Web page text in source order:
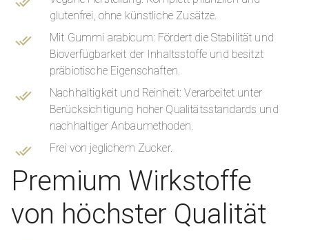
glutenfrei, ohne künstliche Zusätze.
Mit Gummi arabicum: Fördert die Stabilität und
Bioverfügbarkeit der Inhaltsstoffe und besitzt
präbiotische Eigenschaften.
Nachhaltigkeit und Reinheit: Verarbeitet unter
Berücksichtigung hoher Qualitätsstandards und
nachhaltiger Anbaumethoden.
Frei von jeglichem Zucker.
Premium Wirkstoffe
von höchster Qualität